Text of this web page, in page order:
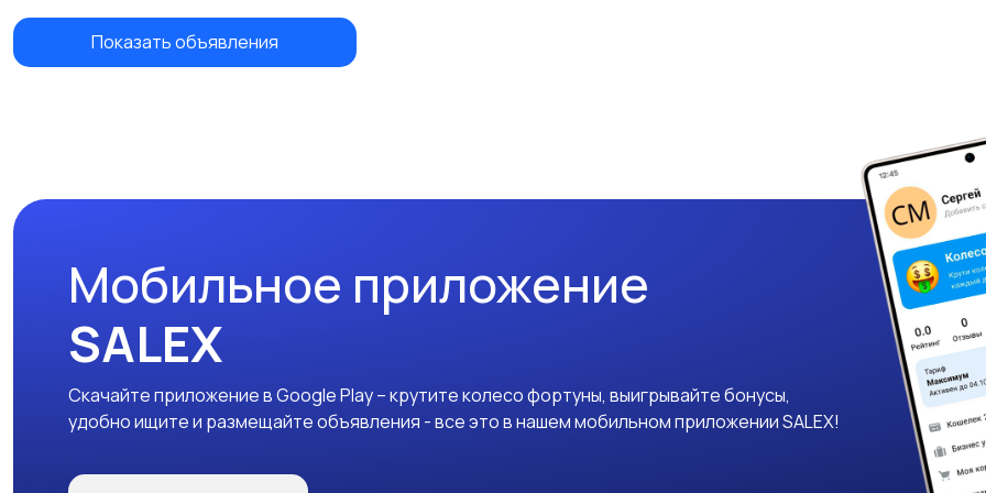
Показать объявления
Мобильное приложение
SALEX
Скачайте приложение в Google Play – крутите колесо фортуны, выигрывайте бонусы,
удобно ищите и размещайте объявления - все это в нашем мобильном приложении SALEX!